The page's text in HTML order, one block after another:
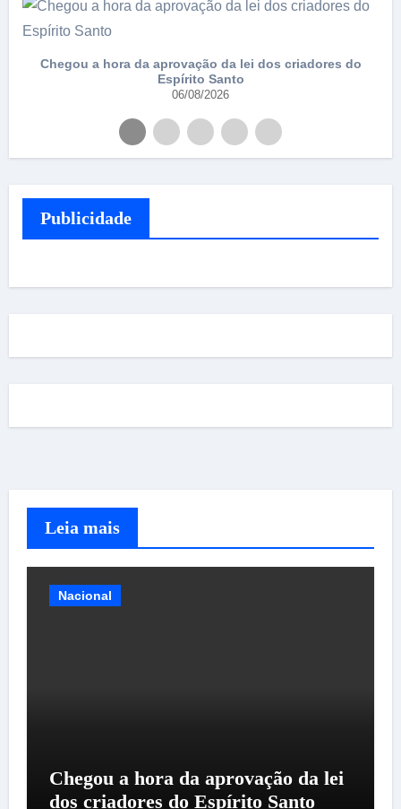
Chegou a hora da aprovação da lei dos criadores do
Espírito Santo
06/08/2026
Publicidade
Leia mais
Nacional
Chegou a hora da aprovação da lei
dos criadores do Espírito Santo